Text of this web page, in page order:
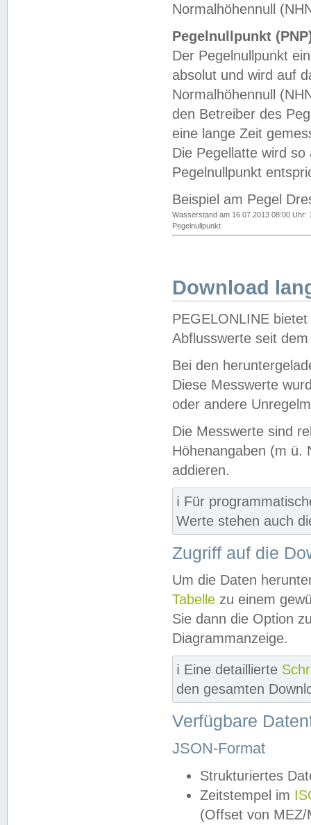
Normalhöhennull
Pegelnullpunkt
Der Pegelnullpunkt
absolut und wird auf
Normalhöhennull
den Betreiber des
eine lange Zeit
Die Pegellatte wird
Pegelnullpunkt
Beispiel am Pegel
Wasserstand am 16.07.2013 08:00 Uhr:
Pegelnullpunkt
Download
PEGELONLINE
Abflusswerte seit
Bei den
Diese Messwerte
oder andere
Die Messwerte sind
Höhenangaben (m ü.
addieren.
ℹ️ Für
Werte stehen auch
Zugriff auf die
Um die Daten
Tabelle zu einem
Sie dann die Option
Diagrammanzeige.
ℹ️ Eine detaillierte
den gesamten
Verfügbare
JSON-Format
Strukturiertes
Zeitstempel im
(Offset von MEZ/